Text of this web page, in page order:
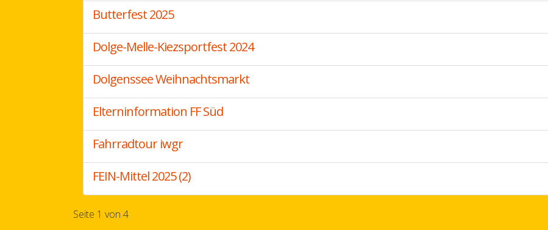
Butterfest 2025
Dolge-Melle-Kiezsportfest 2024
Dolgenssee Weihnachtsmarkt
Elterninformation FF Süd
Fahrradtour iwgr
FEIN-Mittel 2025 (2)
Seite 1 von 4